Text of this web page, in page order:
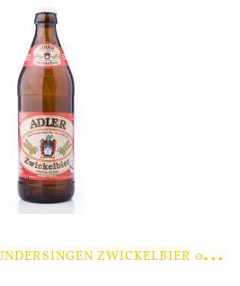
A
DLERBRAUEREI HUNDERSINGEN ZWICKELBIER 0,5 LTR. - 9 FLASCHEN